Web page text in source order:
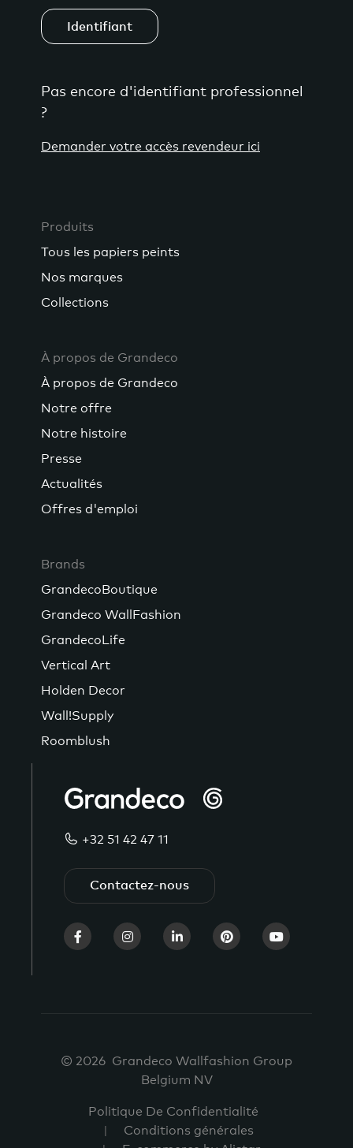
Identifiant
Pas encore d'identifiant professionnel
?
Demander votre accès revendeur ici
Produits
Tous les papiers peints
Nos marques
Collections
À propos de Grandeco
À propos de Grandeco
Notre offre
Notre histoire
Presse
Actualités
Offres d'emploi
Brands
GrandecoBoutique
Grandeco WallFashion
GrandecoLife
Vertical Art
Holden Decor
Wall!Supply
Roomblush
+32 51 42 47 11
Contactez-nous
© 2026 Grandeco Wallfashion Group
Belgium NV
Politique De Confidentialité
Conditions générales